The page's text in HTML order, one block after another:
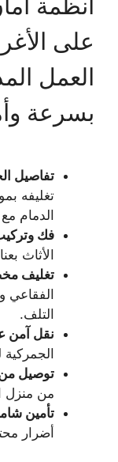
على
العمل
بسرعة
تفاصيل
تغليفه
الدمام
فك
الأثاث
تغليف
الفقاعي
التلف.
نقل آمن
توصيل من
من منزل
تأمين
أضرار